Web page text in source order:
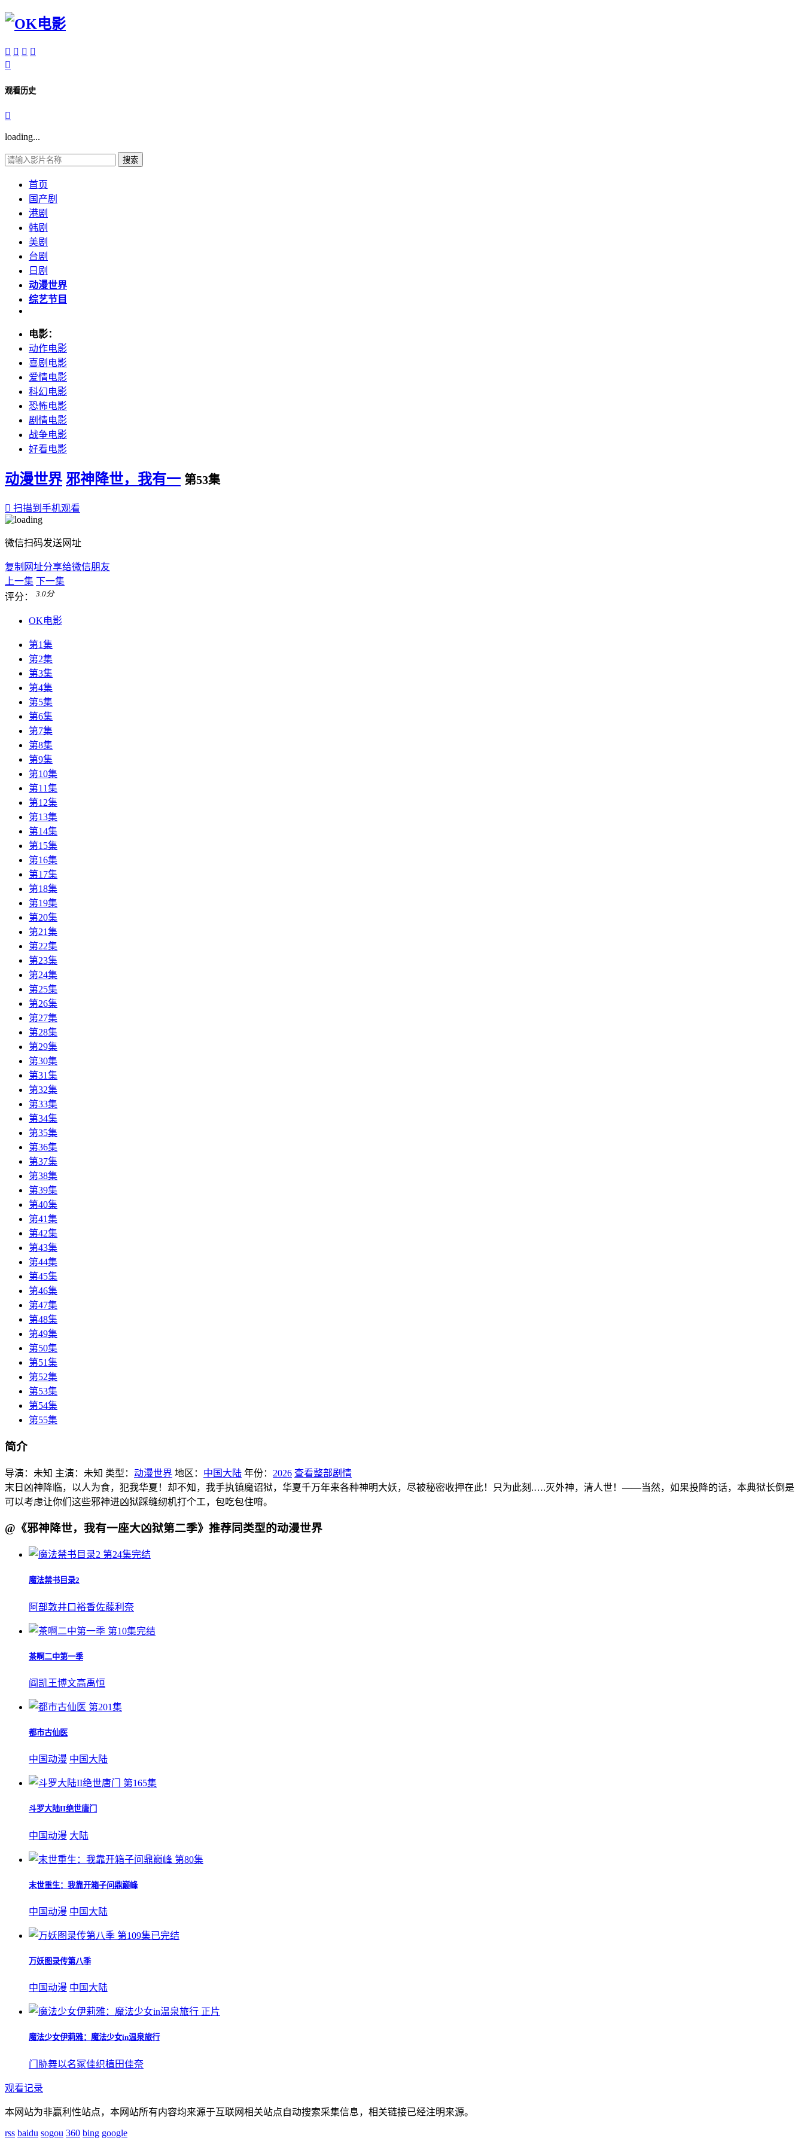
   

观看历史

loading...
搜索
首页
国产剧
港剧
韩剧
美剧
台剧
日剧
动漫世界
综艺节目
电影：
动作电影
喜剧电影
爱情电影
科幻电影
恐怖电影
剧情电影
战争电影
好看电影
动漫世界 邪神降世，我有一 第53集
 扫描到手机观看
微信扫码发送网址
复制网址分享给微信朋友
上一集 下一集
评分：
3.0分
OK电影
第1集
第2集
第3集
第4集
第5集
第6集
第7集
第8集
第9集
第10集
第11集
第12集
第13集
第14集
第15集
第16集
第17集
第18集
第19集
第20集
第21集
第22集
第23集
第24集
第25集
第26集
第27集
第28集
第29集
第30集
第31集
第32集
第33集
第34集
第35集
第36集
第37集
第38集
第39集
第40集
第41集
第42集
第43集
第44集
第45集
第46集
第47集
第48集
第49集
第50集
第51集
第52集
第53集
第54集
第55集
简介
导演： 未知 主演： 未知 类型： 动漫世界 地区： 中国大陆 年份： 2026 查看整部剧情
末日凶神降临，以人为食，犯我华夏！却不知，我手执镇魔诏狱，华夏千万年来各种神明大妖，尽被秘密收押在此！只为此刻.….灭外神，清人世！——当然，如果投降的话，本典狱长倒是
可以考虑让你们这些邪神进凶狱踩缝纫机打个工，包吃包住唷。
@《邪神降世，我有一座大凶狱第二季》推荐同类型的动漫世界
第24集完结
魔法禁书目录2
阿部敦井口裕香佐藤利奈
第10集完结
茶啊二中第一季
阎凯王博文高禹恒
第201集
都市古仙医
中国动漫 中国大陆
第165集
斗罗大陆II绝世唐门
中国动漫 大陆
第80集
末世重生：我靠开箱子问鼎巅峰
中国动漫 中国大陆
第109集已完结
万妖图录传第八季
中国动漫 中国大陆
正片
魔法少女伊莉雅：魔法少女in温泉旅行
门胁舞以名冢佳织植田佳奈
观看记录
本网站为非赢利性站点，本网站所有内容均来源于互联网相关站点自动搜索采集信息，相关链接已经注明来源。
rss baidu sogou 360 bing google